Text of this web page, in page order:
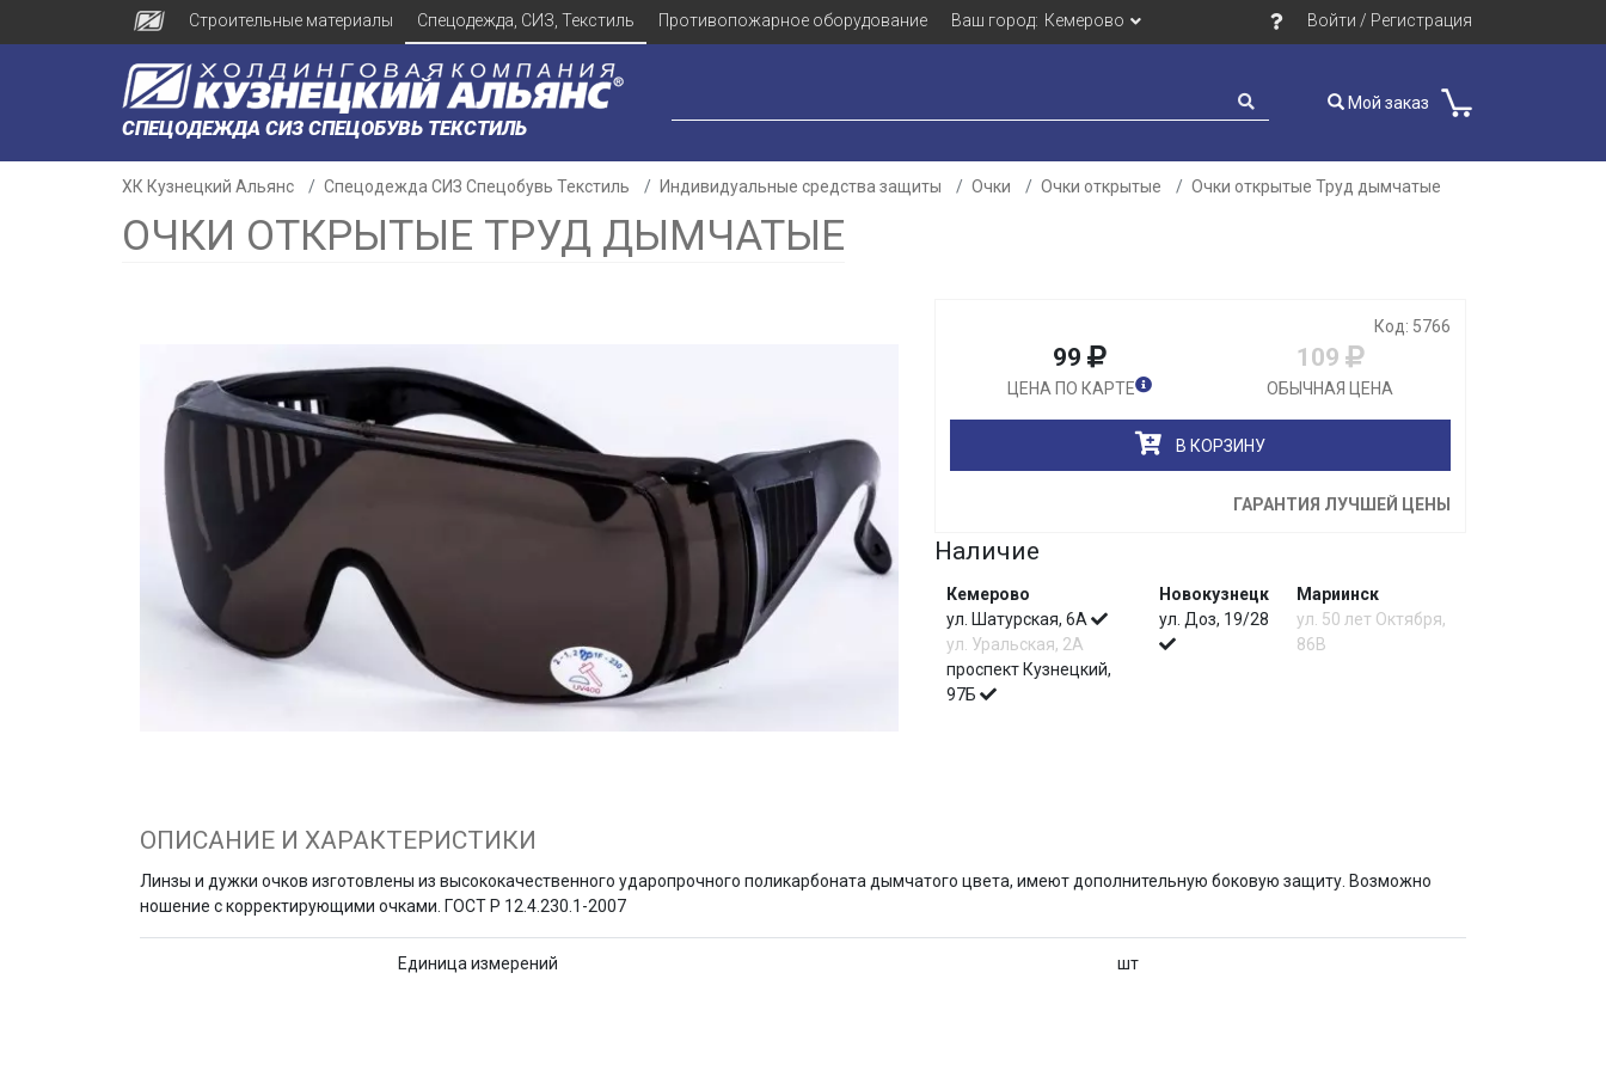
Строительные материалы Спецодежда, СИЗ, Текстиль Противопожарное оборудование Ваш город: Кемерово Войти / Регистрация
СПЕЦОДЕЖДА СИЗ СПЕЦОБУВЬ ТЕКСТИЛЬ
Мой заказ
ХК Кузнецкий Альянс Спецодежда СИЗ Спецобувь Текстиль Индивидуальные средства защиты Очки Очки открытые Очки открытые Труд дымчатые
ОЧКИ ОТКРЫТЫЕ ТРУД ДЫМЧАТЫЕ
Код: 5766
99
ЦЕНА ПО КАРТЕ
109
ОБЫЧНАЯ ЦЕНА
В КОРЗИНУ
ГАРАНТИЯ ЛУЧШЕЙ ЦЕНЫ
Наличие
Кемерово
ул. Шатурская, 6А
ул. Уральская, 2А
проспект Кузнецкий,
97Б
Новокузнецк
ул. Доз, 19/28
Мариинск
ул. 50 лет Октября,
86В
ОПИСАНИЕ И ХАРАКТЕРИСТИКИ
Линзы и дужки очков изготовлены из высококачественного ударопрочного поликарбоната дымчатого цвета, имеют дополнительную боковую защиту. Возможно
ношение с корректирующими очками. ГОСТ Р 12.4.230.1-2007
Единица измерений шт
на части
График платежей
% картой любого банка